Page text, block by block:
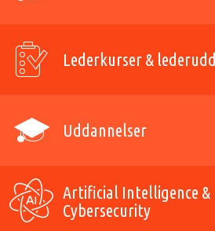
Lederkurser &
Uddannelser
Artificial Intelligence &
Cybersecurity